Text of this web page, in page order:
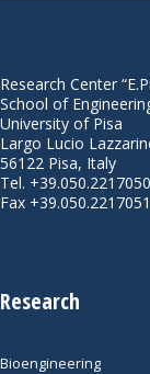
Research Center
School of
University of Pisa
Largo Lucio
56122 Pisa, Italy
Tel. +39.050.2217050
Fax +39.050.2217051
Research
Bioengineering